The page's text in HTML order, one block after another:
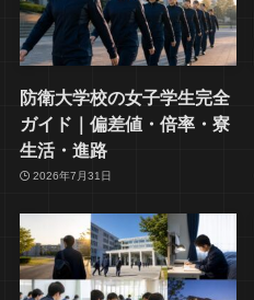
防衛大学校の女子学生完全
ガイド｜偏差値・倍率・寮
生活・進路
2026年7月31日